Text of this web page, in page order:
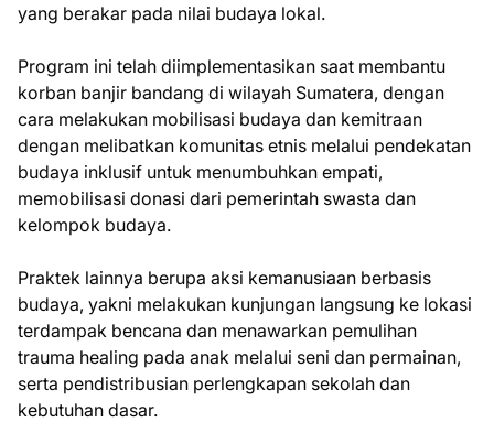
yang berakar pada nilai budaya lokal.
Program ini telah diimplementasikan saat membantu
korban banjir bandang di wilayah Sumatera, dengan
cara melakukan mobilisasi budaya dan kemitraan
dengan melibatkan komunitas etnis melalui pendekatan
budaya inklusif untuk menumbuhkan empati,
memobilisasi donasi dari pemerintah swasta dan
kelompok budaya.
Praktek lainnya berupa aksi kemanusiaan berbasis
budaya, yakni melakukan kunjungan langsung ke lokasi
terdampak bencana dan menawarkan pemulihan
trauma healing pada anak melalui seni dan permainan,
serta pendistribusian perlengkapan sekolah dan
kebutuhan dasar.